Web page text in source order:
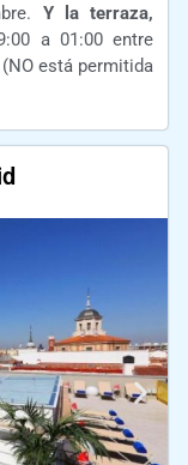
Y la terraza,
a 01:00 entre
está permitida